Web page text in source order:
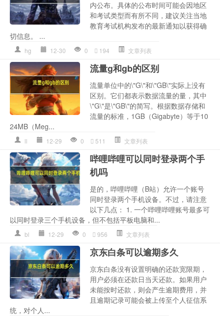
内公布。具体的公布时间可能会因地区
和考试类型而有所不同，建议关注当地
教育考试机构发布的最新通知以获得确
切信息。 ...
hg 12-30 0 194 文章列表
流量g和gb的区别
流量单位中的\"G\"和\"GB\"实际上没有
区别。它们都表示数据流量的量，其中
\"G\"是\"GB\"的简写。根据数据存储和
流量的标准，1GB（Gigabyte）等于10
24MB（Meg...
ll 12-29 0 511 文章列表
哔哩哔哩可以同时登录两个手
机吗
是的，哔哩哔哩（B站）允许一个账号
同时登录两个手机设备。不过，请注意
以下几点： 1. 一个哔哩哔哩账号最多可
以同时登录三个手机设备，但不包括平板电脑和...
bl 12-29 0 956 文章列表
京东白条可以逾期多久
京东白条没有设置明确的还款宽限期，
用户必须在还款日当天还款。如果用户
未能按时还款，则会产生逾期费用，并
且逾期记录可能会被上传至个人征信系
统，对个人...